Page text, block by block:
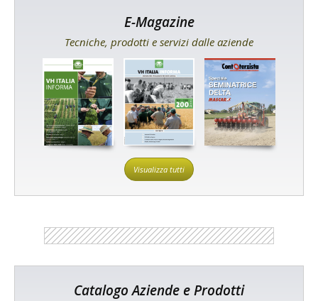
E-Magazine
Tecniche, prodotti e servizi dalle aziende
Visualizza tutti
Catalogo Aziende e Prodotti